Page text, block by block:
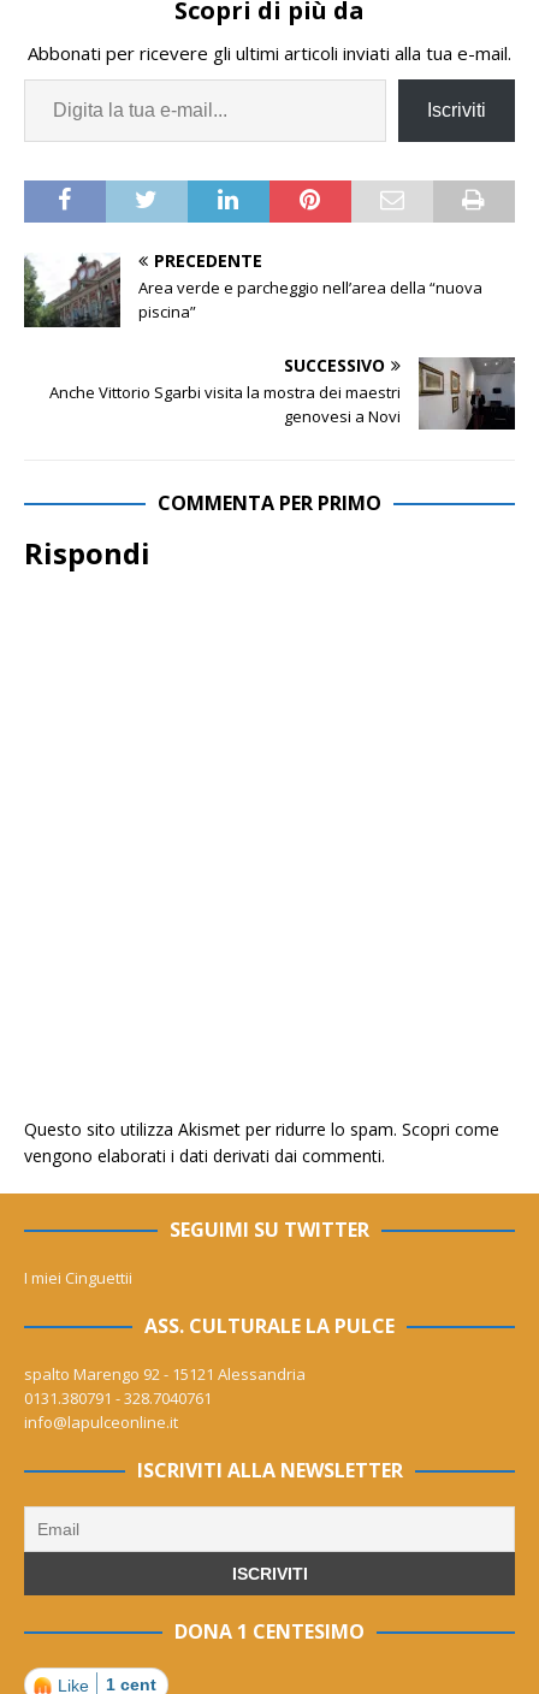
Scopri di più da
Abbonati per ricevere gli ultimi articoli inviati alla tua e-mail.
Iscriviti
PRECEDENTE
Area verde e parcheggio nell’area della “nuova
piscina”
SUCCESSIVO
Anche Vittorio Sgarbi visita la mostra dei maestri
genovesi a Novi
COMMENTA PER PRIMO
Rispondi
Questo sito utilizza Akismet per ridurre lo spam. Scopri come
vengono elaborati i dati derivati dai commenti.
SEGUIMI SU TWITTER
I miei Cinguettii
ASS. CULTURALE LA PULCE
spalto Marengo 92 - 15121 Alessandria
0131.380791 - 328.7040761
info@lapulceonline.it
ISCRIVITI ALLA NEWSLETTER
DONA 1 CENTESIMO
Like 1 cent